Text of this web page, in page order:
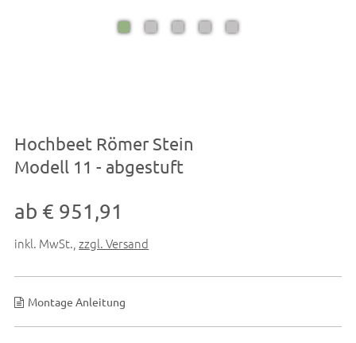
Hochbeet Römer Stein
Modell 11 - abgestuft
ab € 951,91
inkl. MwSt. ,zzgl. Versand
Montage Anleitung